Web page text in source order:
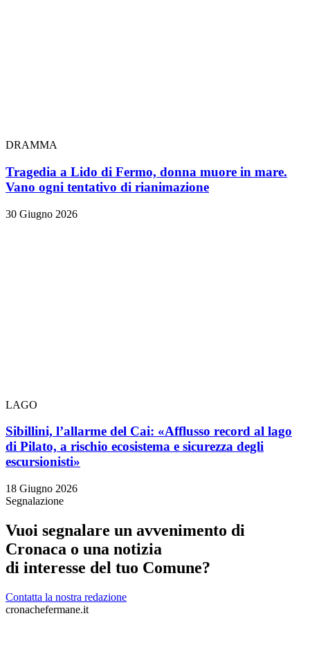
DRAMMA
Tragedia a Lido di Fermo, donna muore in mare.
Vano ogni tentativo di rianimazione
30 Giugno 2026
LAGO
Sibillini, l’allarme del Cai: «Afflusso record al lago
di Pilato, a rischio ecosistema e sicurezza degli
escursionisti»
18 Giugno 2026
Segnalazione
Vuoi segnalare un avvenimento di
Cronaca o una notizia
di interesse del tuo Comune?
Contatta la nostra redazione
cronachefermane.it